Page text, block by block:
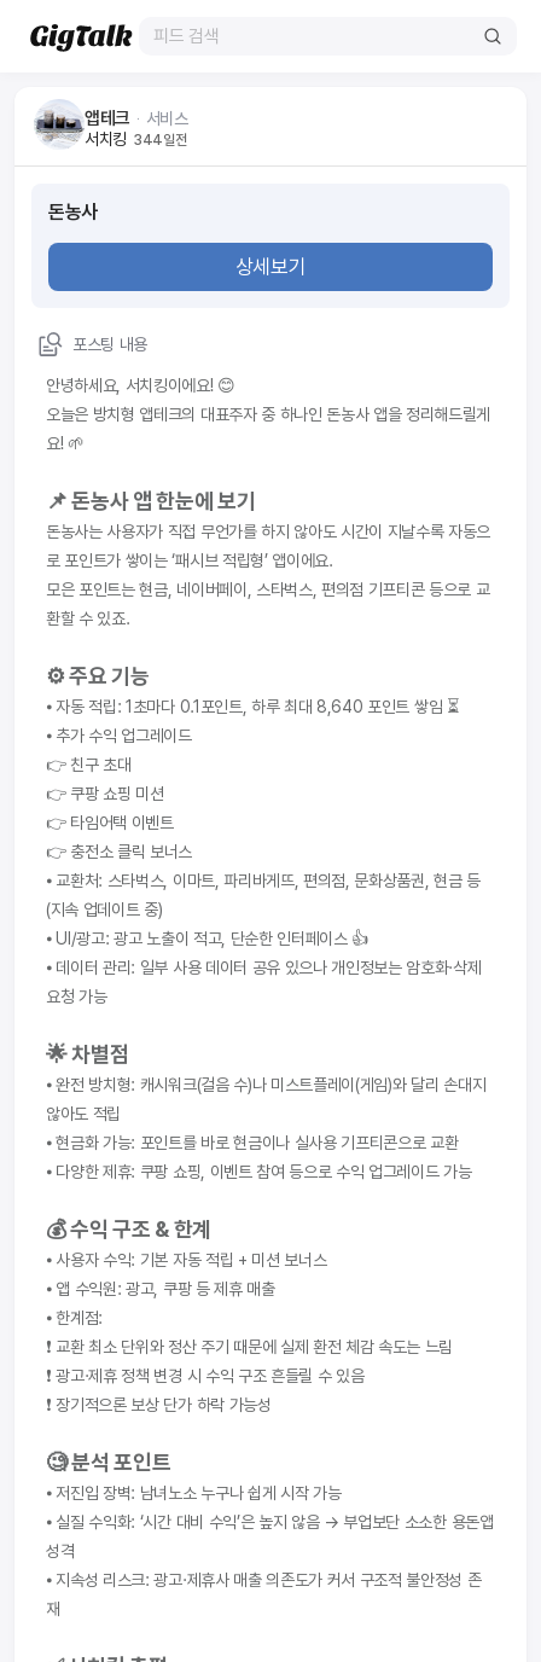
앱테크 ᆞ 서비스
서치킹 344일전
돈농사
상세보기
포스팅 내용
안녕하세요, 서치킹이에요! 😊
오늘은 방치형 앱테크의 대표주자 중 하나인 돈농사 앱을 정리해드릴게
요! 🌱
📌 돈농사 앱 한눈에 보기
돈농사는 사용자가 직접 무언가를 하지 않아도 시간이 지날수록 자동으
로 포인트가 쌓이는 ‘패시브 적립형’ 앱이에요.
모은 포인트는 현금, 네이버페이, 스타벅스, 편의점 기프티콘 등으로 교
환할 수 있죠.
⚙️ 주요 기능
⦁ 자동 적립: 1초마다 0.1포인트, 하루 최대 8,640 포인트 쌓임 ⏳
⦁ 추가 수익 업그레이드
👉 친구 초대
👉 쿠팡 쇼핑 미션
👉 타임어택 이벤트
👉 충전소 클릭 보너스
⦁ 교환처: 스타벅스, 이마트, 파리바게뜨, 편의점, 문화상품권, 현금 등
(지속 업데이트 중)
⦁ UI/광고: 광고 노출이 적고, 단순한 인터페이스 👍
⦁ 데이터 관리: 일부 사용 데이터 공유 있으나 개인정보는 암호화·삭제
요청 가능
🌟 차별점
⦁ 완전 방치형: 캐시워크(걸음 수)나 미스트플레이(게임)와 달리 손대지
않아도 적립
⦁ 현금화 가능: 포인트를 바로 현금이나 실사용 기프티콘으로 교환
⦁ 다양한 제휴: 쿠팡 쇼핑, 이벤트 참여 등으로 수익 업그레이드 가능
💰 수익 구조 & 한계
⦁ 사용자 수익: 기본 자동 적립 + 미션 보너스
⦁ 앱 수익원: 광고, 쿠팡 등 제휴 매출
⦁ 한계점:
❗ 교환 최소 단위와 정산 주기 때문에 실제 환전 체감 속도는 느림
❗ 광고·제휴 정책 변경 시 수익 구조 흔들릴 수 있음
❗ 장기적으론 보상 단가 하락 가능성
🧐 분석 포인트
⦁ 저진입 장벽: 남녀노소 누구나 쉽게 시작 가능
⦁ 실질 수익화: ‘시간 대비 수익’은 높지 않음 → 부업보단 소소한 용돈앱
성격
⦁ 지속성 리스크: 광고·제휴사 매출 의존도가 커서 구조적 불안정성 존
재